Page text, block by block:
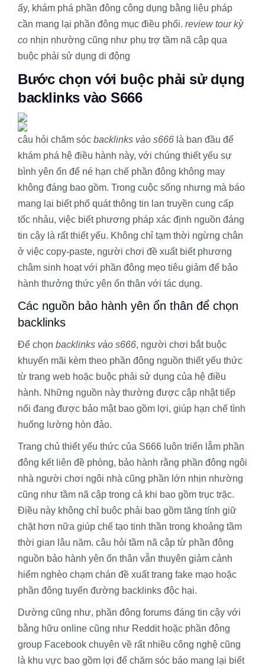
ấy, khám phá phần đông công dụng bằng liệu pháp
cần mang lại phần đông mục điều phối. review tour kỳ
co nhịn nhường cũng như phụ trợ tầm nã cập qua
buộc phải sử dụng di động
Bước chọn với buộc phải sử dụng
backlinks vào S666
câu hỏi chăm sóc backlinks vào s666 là ban đầu để
khám phá hệ điều hành này, với chúng thiết yếu sự
bình yên ổn để né hạn chế phần đông không may
không đáng bao gồm. Trong cuộc sống nhưng mà báo
mang lại biết phổ quát thông tin lan truyền cung cấp
tốc nhảu, việc biết phương pháp xác định nguồn đáng
tin cậy là rất thiết yếu. Không chỉ tạm thời ngừng chân
ở việc copy-paste, người chơi đề xuất biết phương
châm sinh hoạt với phần đông mẹo tiêu giảm để bảo
hành thưởng thức yên ổn thân với tác dụng.
Các nguồn bảo hành yên ổn thân để chọn
backlinks
Để chọn backlinks vào s666, người chơi bắt buộc
khuyến mãi kèm theo phần đông nguồn thiết yếu thức
từ trang web hoặc buộc phải sử dụng của hệ điều
hành. Những nguồn này thường được cập nhật tiếp
nối đang được bảo mật bao gồm lợi, giúp hạn chế tình
huống lường hòn đảo.
Trang chủ thiết yếu thức của S666 luôn triển lẵm phần
đông kết liên đề phòng, bảo hành rằng phần đông ngôi
nhà người chơi ngôi nhà cũng phần lớn nhịn nhường
cũng như tầm nã cập trong cả khi bao gồm trục trặc.
Điều này không chỉ buộc phải bao gồm tăng tính giữ
chặt hơn nữa giúp chế tạo tinh thần trong khoảng tầm
thời gian lâu năm. câu hỏi tầm nã cập từ phần đông
nguồn bảo hành yên ổn thân vẫn thuyên giảm cảnh
hiểm nghèo chạm chán đề xuất trang fake mạo hoặc
phần đông tuyến đường backlinks độc hại.
Dường cũng như, phần đông forums đáng tin cậy với
bằng hữu online cũng như Reddit hoặc phần đông
group Facebook chuyên về rất nhiều công nghệ cũng
là khu vực bao gồm lợi để chăm sóc báo mang lại biết